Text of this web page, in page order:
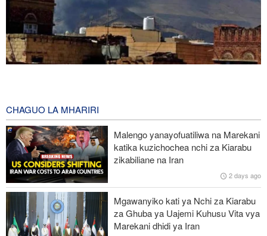
Mkuu wa Mossad awatimua maafisa wawili wakuu kwa kufeli
mpango wa kuipindua serikali ya Iran
Wabunge wa Uganda watilia shaka uamuzi wa serikali kutaka
kupeleka wanajeshi Ghaza
Miaka 81 baada ya US kuishambulia Hiroshima, Katibu Mkuu wa
UN ataka silaha za nyuklia ziangamizwe
CHAGUO LA MHARIRI
Malengo yanayofuatiliwa na Marekani
katika kuzichochea nchi za Kiarabu
zikabiliane na Iran
2 days ago
Mgawanyiko kati ya Nchi za Kiarabu
za Ghuba ya Uajemi Kuhusu Vita vya
Marekani dhidi ya Iran